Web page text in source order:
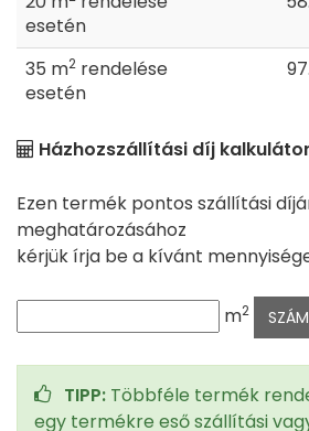
esetén
35 m2 rendelése
esetén
Házhozszállítási díj kalkulátor
Ezen termék pontos szállítási
meghatározásához
kérjük írja be a kívánt
m2
TIPP: Többféle termék
egy termékre eső szállítási